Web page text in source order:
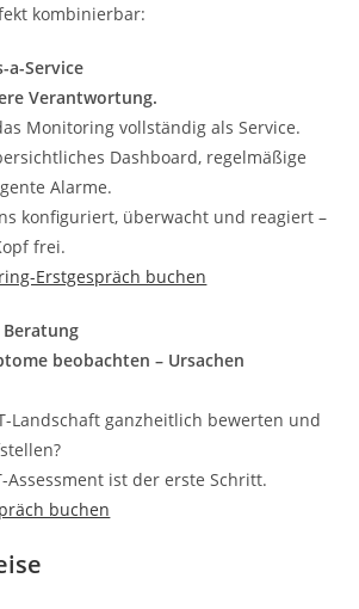
kombinierbar:
a-Service
Verantwortung.
Monitoring vollständig als Service.
Dashboard, regelmäßige
Alarme.
konfiguriert, überwacht und reagiert –
frei.
Erstgespräch buchen
Beratung
beobachten – Ursachen
Landschaft ganzheitlich bewerten und
Assessment ist der erste Schritt.
buchen